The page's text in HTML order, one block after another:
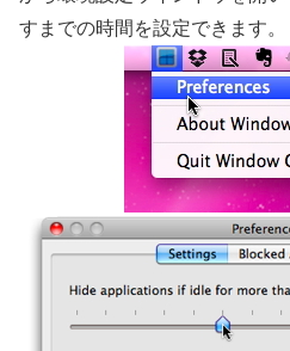
すまでの時間を設定できます。